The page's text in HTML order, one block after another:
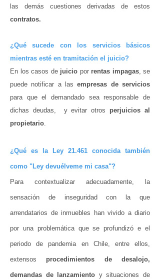
las demás cuestiones derivadas de estos
contratos.
¿Qué sucede con los servicios básicos
mientras esté en tramitación el juicio?
En los casos de juicio por rentas impagas, se
puede notificar a lasempresas de servicios
para que el demandado sea responsable de
dichas deudas, y evitar otros perjuicios al
propietario.
¿Qué es la Ley 21.461 conocida también
como "Ley devuélveme mi casa"?
Para contextualizar adecuadamente, la
sensación de inseguridad con la que
arrendatarios de inmuebles han vivido a diario
por una problemática que se profundizó e el
periodo de pandemia en Chile, entre ellos,
extensos procedimientos de desalojo,
demandas de lanzamiento y situaciones de